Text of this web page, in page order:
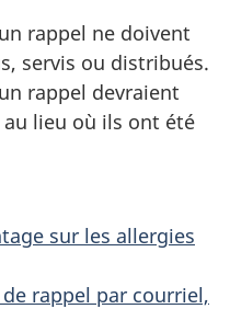
rappel ne doivent
servis ou distribués.
rappel devraient
lieu où ils ont été
sur les allergies
rappel par courriel,